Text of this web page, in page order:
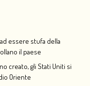
essere stufa della
il paese
creato, gli Stati Uniti si
Oriente